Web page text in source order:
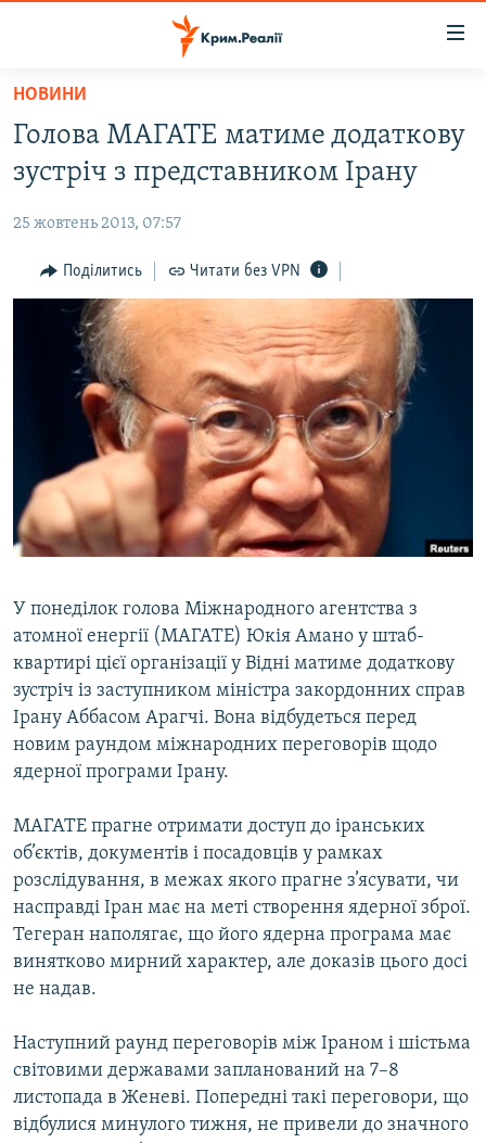
Перейти
основного
матеріалу
Перейти
до
навігації
Перейти
ВІДЕО ТА ФОТО
ПОЛІТИКА
БЛОГИ
ПОГЛЯД
ІНТЕРВ'Ю
ВСЕ ЗА ДЕНЬ
СПЕЦПРОЕКТИ
ДЕПОРТАЦІЯ
ВІДЕОУРОКИ «ELIFBE»
СВІДЧЕННЯ ОКУПАЦІЇ
ЯК ОБІЙТИ БЛОКУВАННЯ
Русский
Qırımtatar
ДОЛУЧАЙСЯ!
Усі сайти RFE/RL
НОВИНИ
Голова МАГАТЕ матиме додаткову
зустріч з представником Ірану
25 жовтень 2013, 07:57
Поділитись Читати без VPN
У понеділок голова Міжнародного агентства з
атомної енергії (МАГАТЕ) Юкія Амано у штаб-
квартирі цієї організації у Відні матиме додаткову
зустріч із заступником міністра закордонних справ
Ірану Аббасом Арагчі. Вона відбудеться перед
новим раундом міжнародних переговорів щодо
ядерної програми Ірану.
МАГАТЕ прагне отримати доступ до іранських
об’єктів, документів і посадовців у рамках
розслідування, в межах якого прагне з’ясувати, чи
насправді Іран має на меті створення ядерної зброї.
Тегеран наполягає, що його ядерна програма має
винятково мирний характер, але доказів цього досі
не надав.
Наступний раунд переговорів між Іраном і шістьма
світовими державами запланований на 7–8
листопада в Женеві. Попередні такі переговори, що
відбулися минулого тижня, не привели до значного